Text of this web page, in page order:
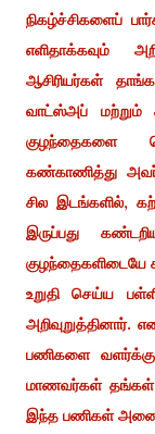
நிகழ்ச்சிகளைப்
எளிதாக்கவும்
ஆசிரியர்கள்
வாட்ஸ்அப்
குழந்தைகளை
கண்காணித்து
சில இடங்களில்,
இருப்பது
குழந்தைகளிடையே
உறுதி செய்ய
அறிவுறுத்தினார்.
பணிகளை
மாணவர்கள் தங்கள்
இந்த பணிகள்